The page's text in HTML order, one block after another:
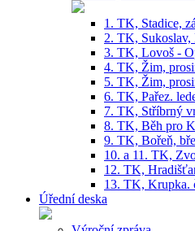
1. TK, Stadice,
2. TK, Sukoslav,
3. TK, Lovoš -
4. TK, Žim,
5. TK, Žim,
6. TK, Pařez.
7. TK, Stříbrný
8. TK, Běh pro
9. TK, Bořeň,
10. a 11. TK,
12. TK,
13. TK, Krupka.
Úřední deska